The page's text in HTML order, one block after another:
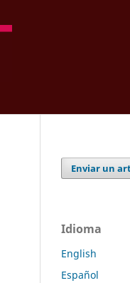
Enviar un
Idioma
English
Español